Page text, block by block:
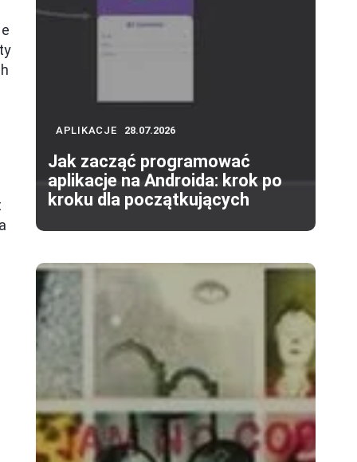
APLIKACJE 28.07.2026
Jak zacząć programować
aplikacje na Androida: krok po
kroku dla początkujących